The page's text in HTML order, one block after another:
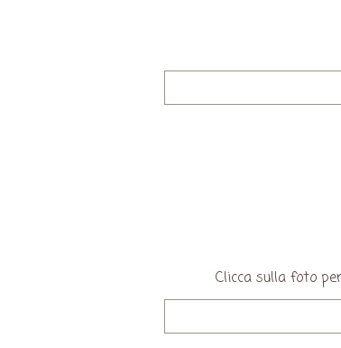
Clicca sulla foto